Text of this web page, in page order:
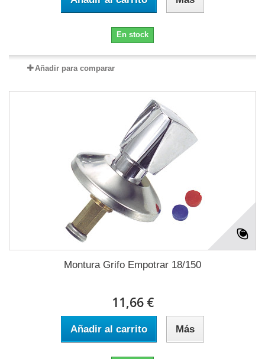
En stock
Añadir para comparar
Montura Grifo Empotrar 18/150
11,66 €
Añadir al carrito Más